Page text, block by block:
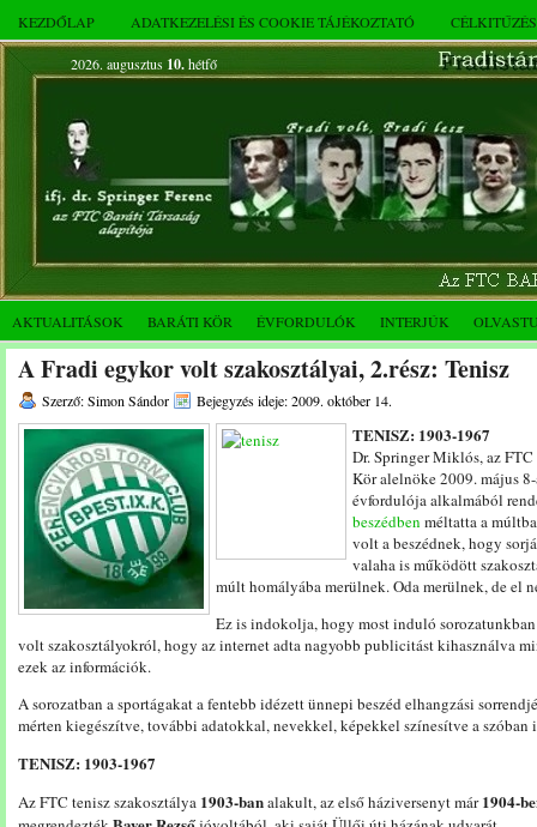
KEZDŐLAP ADATKEZELÉSI ÉS COOKIE TÁJÉKOZTATÓ
2026. augusztus 10.hétfő
AKTUALITÁSOK BARÁTI KÖR ÉVFORDULÓK INTERJÚK
A Fradi egykor volt szakosztályai, 2.rész: Tenisz
Szerző: Simon Sándor Bejegyzés ideje: 2009. október 14.
TENISZ: 1903-1967
Dr. Springer Miklós, az
Kör alelnöke 2009. május
évfordulója alkalmából
beszédben méltatta a
volt a beszédnek, hogy
valaha is működött
múlt homályába merülnek. Oda merülnek, de el
Ez is indokolja, hogy most induló
volt szakosztályokról, hogy az internet adta nagyobb publicitást kihasználva
ezek az információk.
A sorozatban a sportágakat a fentebb idézett ünnepi beszéd elhangzási
mérten kiegészítve, további adatokkal, nevekkel, képekkel színesítve a szóban
TENISZ: 1903-1967
Az FTC tenisz szakosztálya 1903-banalakult, az első háziversenyt már1904-